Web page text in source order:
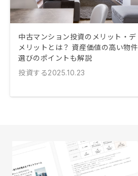
中古マンション投資のメリット・デ
メリットとは？ 資産価値の高い物件
選びのポイントも解説
投資する2025.10.23